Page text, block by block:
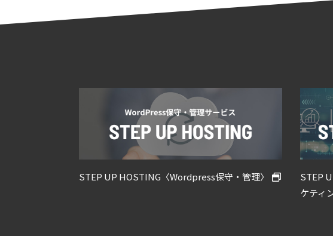
保守・管理〉
STEP UP MARKETING〈WEB広告運用・WEBマー